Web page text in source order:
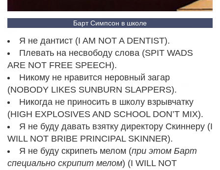
Барт Симпсон в школе
Я не дантист (I AM NOT A DENTIST).
Плевать на несвободу слова (SPIT WADS
ARE NOT FREE SPEECH).
Никому не нравится неровный загар
(NOBODY LIKES SUNBURN SLAPPERS).
Никогда не приносить в школу взрывчатку
(HIGH EXPLOSIVES AND SCHOOL DON’T MIX).
Я не буду давать взятку директору Скиннеру (I
WILL NOT BRIBE PRINCIPAL SKINNER).
Я не буду скрипеть мелом (при этом Барт
специально скрипит мелом) (I WILL NOT